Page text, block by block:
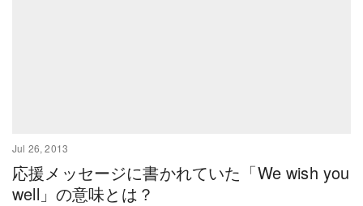
Jul 26, 2013
応援メッセージに書かれていた「We wish you
well」の意味とは？